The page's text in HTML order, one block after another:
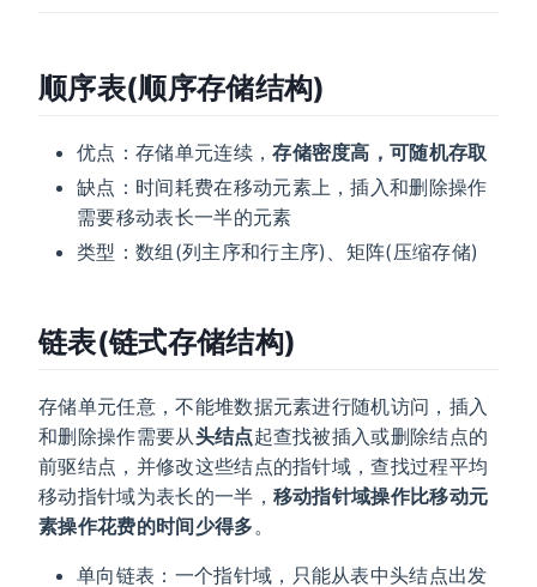
顺序表(顺序存储结构)
优点：存储单元连续，存储密度高，可随机存取
缺点：时间耗费在移动元素上，插入和删除操作
需要移动表长一半的元素
类型：数组(列主序和行主序)、矩阵(压缩存储)
链表(链式存储结构)
存储单元任意，不能堆数据元素进行随机访问，插入
和删除操作需要从头结点起查找被插入或删除结点的
前驱结点，并修改这些结点的指针域，查找过程平均
移动指针域为表长的一半， 移动指针域操作比移动元
素操作花费的时间少得多。
单向链表：一个指针域，只能从表中头结点出发